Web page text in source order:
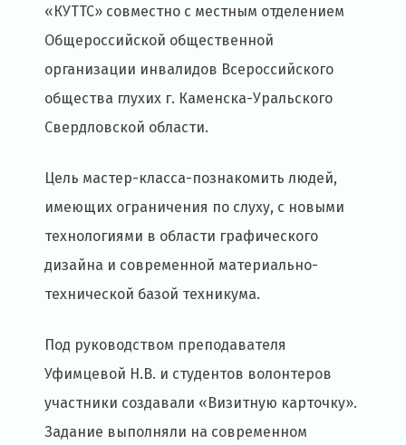
«КУТТС» совместно с местным отделением
Общероссийской общественной
организации инвалидов Всероссийского
общества глухих г. Каменска-Уральского
Свердловской области.
Цель мастер-класса-познакомить людей,
имеющих ограничения по слуху, с новыми
технологиями в области графического
дизайна и современной материально-
технической базой техникума.
Под руководством преподавателя
Уфимцевой Н.В. и студентов волонтеров
участники создавали «Визитную карточку».
Задание выполняли на современном